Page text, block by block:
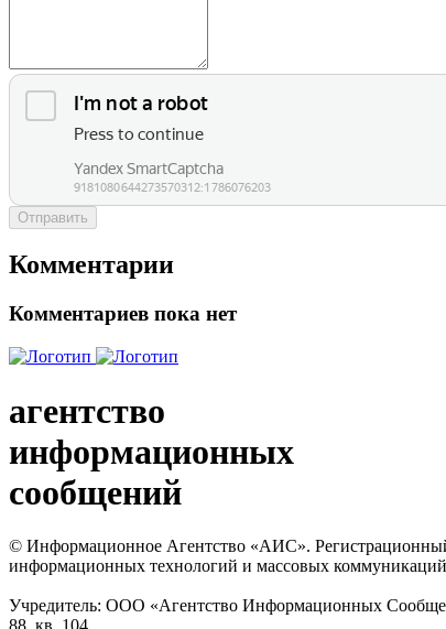
Отправить
Комментарии
Комментариев пока нет
агентство
информационных
сообщений
© Информационное Агентство «АИС».
информационных технологий и массовых
Учредитель: ООО «Агентство Информационных
88, кв. 104.